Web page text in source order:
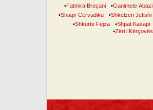
•Fatmira Breçani •Ganimete Abazi
•Shaqir Cërvadiku •Shkëlzen Jetishi
•Shkurte Fejza •Shpat Kasapi
•Zëri i Kërçovës